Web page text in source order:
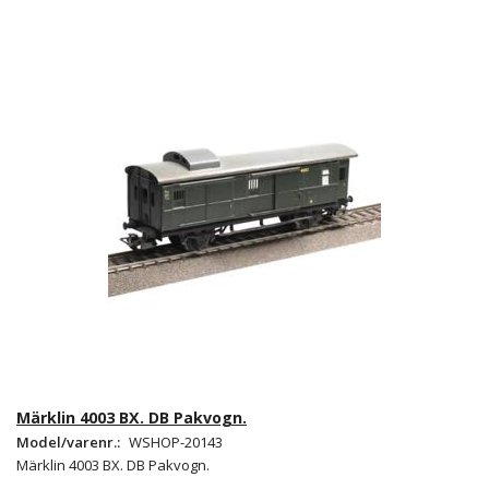
Märklin 4003 BX. DB Pakvogn.
Model/varenr.: WSHOP-20143
Märklin 4003 BX. DB Pakvogn.